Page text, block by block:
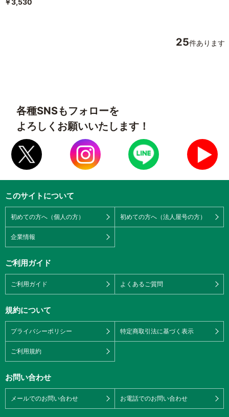
￥3,530
25件あります
各種SNSもフォローを
よろしくお願いいたします！
このサイトについて
初めての方へ（個人の方） 初めての方へ（法人屋号の方）
企業情報
ご利用ガイド
ご利用ガイド よくあるご質問
規約について
プライバシーポリシー 特定商取引法に基づく表示
ご利用規約
お問い合わせ
メールでのお問い合わせ お電話でのお問い合わせ